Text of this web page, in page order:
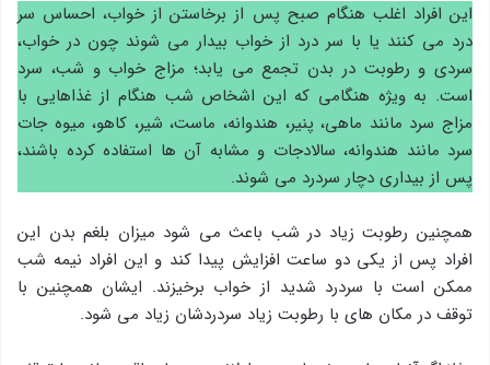
این افراد اغلب هنگام صبح پس از برخاستن از خواب، احساس سر
درد می کنند یا با سر درد از خواب بیدار می شوند چون در خواب،
سردی و رطوبت در بدن تجمع می یابد؛ مزاج خواب و شب، سرد
است. به ویژه هنگامی که این اشخاص شب هنگام از غذاهایی با
مزاج سرد مانند ماهی، پنیر، هندوانه، ماست، شیر، کاهو، میوه جات
سرد مانند هندوانه، سالادجات و مشابه آن ها استفاده کرده باشند،
پس از بیداری دچار سردرد می شوند.
همچنین رطوبت زیاد در شب باعث می شود میزان بلغم بدن این
افراد پس از یکی دو ساعت افزایش پیدا کند و این افراد نیمه شب
ممکن است با سردرد شدید از خواب برخیزند. ایشان همچنین با
توقف در مکان های با رطوبت زیاد سردردشان زیاد می شود.